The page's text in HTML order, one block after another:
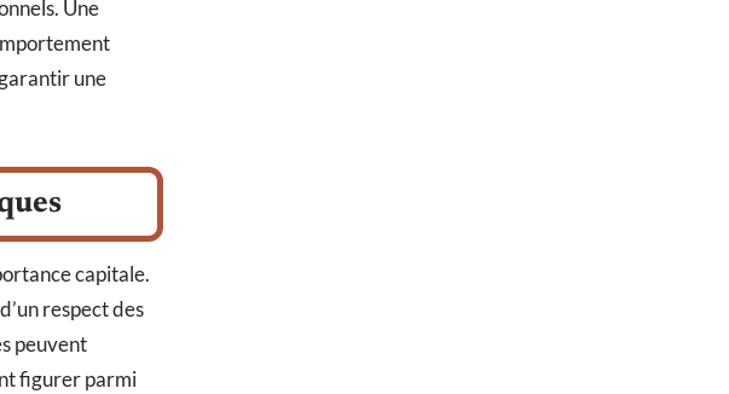
Une
une
capitale.
respect des
peuvent
figurer parmi